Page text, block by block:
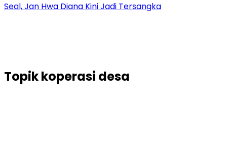
Seal, Jan Hwa Diana Kini Jadi Tersangka
Topikkoperasi desa